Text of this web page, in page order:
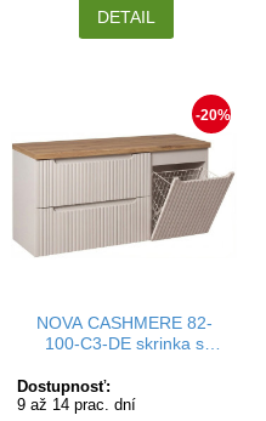
DETAIL
-20%
NOVA CASHMERE 82-
100-C3-DE skrinka s
Dostupnosť:
9 až 14 prac. dní